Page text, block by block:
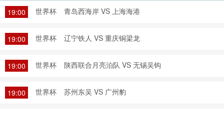
19:00
世界杯 青岛西海岸 VS 上海海港
19:00 世界杯 辽宁铁人 VS 重庆铜梁龙
19:00 世界杯 陕西联合月亮泊队 VS 无锡吴钩
19:00 世界杯 苏州东吴 VS 广州豹